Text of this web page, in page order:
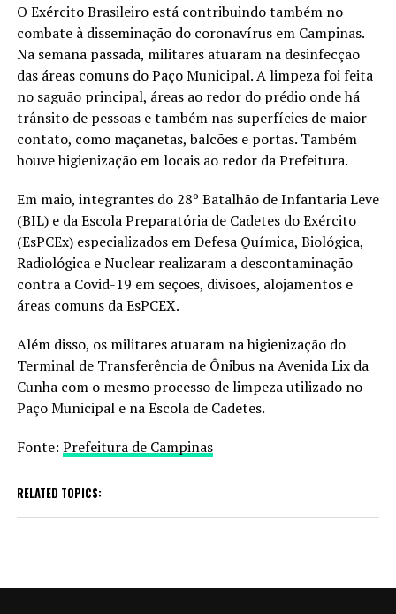
O Exército Brasileiro está contribuindo também no
combate à disseminação do coronavírus em Campinas.
Na semana passada, militares atuaram na desinfecção
das áreas comuns do Paço Municipal. A limpeza foi feita
no saguão principal, áreas ao redor do prédio onde há
trânsito de pessoas e também nas superfícies de maior
contato, como maçanetas, balcões e portas. Também
houve higienização em locais ao redor da Prefeitura.
Em maio, integrantes do 28º Batalhão de Infantaria Leve
(BIL) e da Escola Preparatória de Cadetes do Exército
(EsPCEx) especializados em Defesa Química, Biológica,
Radiológica e Nuclear realizaram a descontaminação
contra a Covid-19 em seções, divisões, alojamentos e
áreas comuns da EsPCEX.
Além disso, os militares atuaram na higienização do
Terminal de Transferência de Ônibus na Avenida Lix da
Cunha com o mesmo processo de limpeza utilizado no
Paço Municipal e na Escola de Cadetes.
Fonte: Prefeitura de Campinas
RELATED TOPICS: